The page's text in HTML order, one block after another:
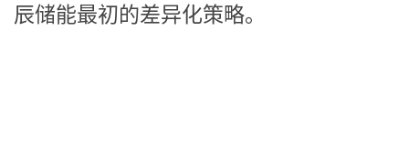
辰储能最初的差异化策略。